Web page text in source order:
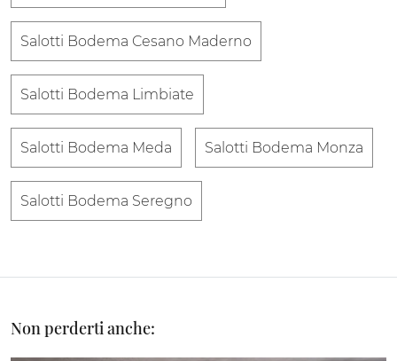
Salotti Bodema Cesano Maderno
Salotti Bodema Limbiate
Salotti Bodema Meda Salotti Bodema Monza
Salotti Bodema Seregno
Non perderti anche: